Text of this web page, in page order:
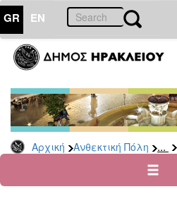
GR EN
Αρχική Ανθεκτική Πόλη ...
ΑΝΘΕΚΤΙΚΗ
ΠΟΛΗ
Κοινωνική
Πολιτική
Νέα
Ανακοινώσεις